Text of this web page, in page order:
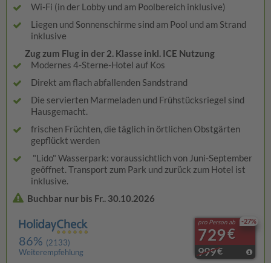
Wi-Fi (in der Lobby und am Poolbereich inklusive)
Liegen und Sonnenschirme sind am Pool und am Strand
inklusive
Zug zum Flug in der 2. Klasse inkl. ICE Nutzung
Modernes 4-Sterne-Hotel auf Kos
Direkt am flach abfallenden Sandstrand
Die servierten Marmeladen und Frühstücksriegel sind
Hausgemacht.
frischen Früchten, die täglich in örtlichen Obstgärten
gepflückt werden
"Lido" Wasserpark: voraussichtlich von Juni-September
geöffnet. Transport zum Park und zurück zum Hotel ist
inklusive.
Buchbar nur bis Fr.. 30.10.2026
86% (2133)
Weiterempfehlung
-27%
pro Person ab
729€
999€